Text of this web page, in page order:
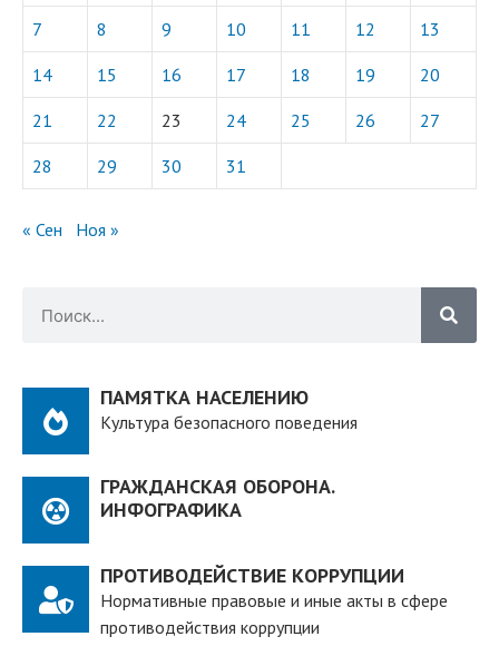
7 8 9 10 11 12 13
14 15 16 17 18 19 20
21 22 23 24 25 26 27
28 29 30 31
« Сен Ноя »
ПАМЯТКА НАСЕЛЕНИЮ
Культура безопасного поведения
ГРАЖДАНСКАЯ ОБОРОНА.
ИНФОГРАФИКА
ПРОТИВОДЕЙСТВИЕ КОРРУПЦИИ
Нормативные правовые и иные акты в сфере
противодействия коррупции